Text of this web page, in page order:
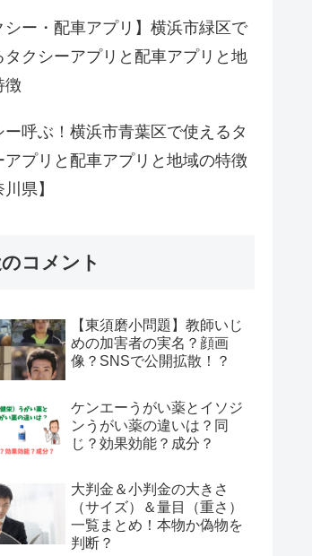
シー・配車アプリ】横浜市緑区で
タクシーアプリと配車アプリと地
徴
ー呼ぶ！横浜市青葉区で使えるタ
アプリと配車アプリと地域の特徴
川県】
コメント
【東須磨小問題】教師いじ
めの加害者の実名？顔画
像？SNSで公開拡散！？
ケンエーうがい薬とイソジ
ンうがい薬の違いは？同
じ？効果効能？成分？
大判金＆小判金の大きさ
（サイズ）＆量目（重さ）
一覧まとめ！本物か偽物を
判断？